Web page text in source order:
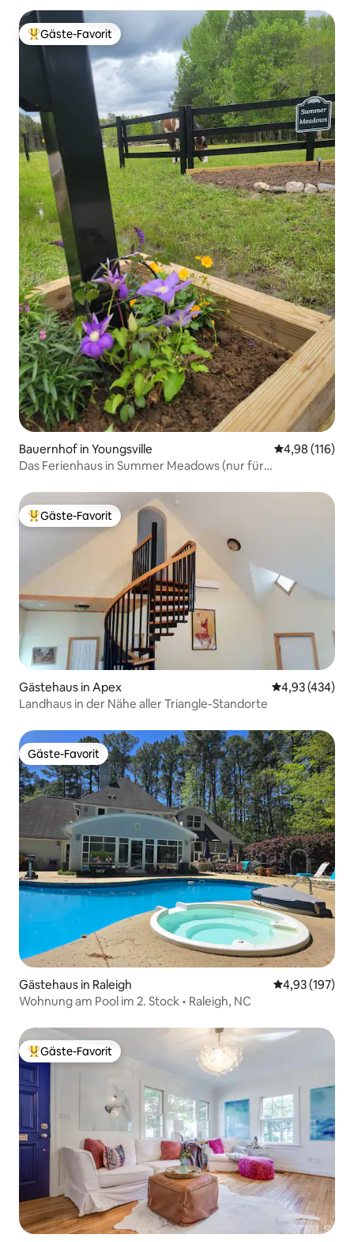
Beliebter Gäste-Favorit.
Gäste-Favorit
Bauernhof in Youngsville
4,98 (116)
Das Ferienhaus in Summer Meadows (nur für
Beliebter Gäste-Favorit.
Gäste-Favorit
Gästehaus in Apex
4,93 (434)
Landhaus in der Nähe aller Triangle-Standorte
Gäste-Favorit
Gäste-Favorit
Gästehaus in Raleigh
4,93 (197)
Wohnung am Pool im 2. Stock • Raleigh, NC
Beliebter Gäste-Favorit.
Gäste-Favorit